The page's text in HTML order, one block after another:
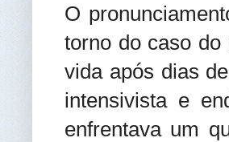
O
torno do caso do
vida após dias
intensivista e
enfrentava um